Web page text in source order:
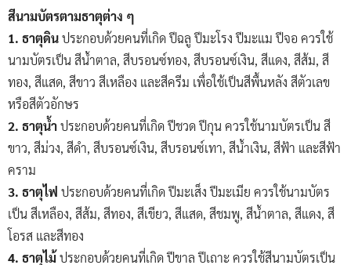
สีนามบัตรตามธาตุต่าง ๆ
1. ธาตุดินประกอบด้วยคนที่เกิด ปีฉลู ปีมะโรง ปีมะแม ปีจอ ควรใช้
นามบัตรเป็น สีน้ำตาล, สีบรอนซ์ทอง, สีบรอนซ์เงิน, สีแดง, สีส้ม, สี
ทอง, สีแสด, สีขาว สีเหลือง และสีครีม เพื่อใช้เป็นสีพื้นหลัง สีตัวเลข
หรือสีตัวอักษร
2. ธาตุน้ำประกอบด้วยคนที่เกิด ปีชวด ปีกุน ควรใช้นามบัตรเป็น สี
ขาว, สีม่วง, สีดำ, สีบรอนซ์เงิน, สีบรอนซ์เทา, สีน้ำเงิน, สีฟ้า และสีฟ้า
คราม
3. ธาตุไฟ ประกอบด้วยคนที่เกิด ปีมะเส็ง ปีมะเมีย ควรใช้นามบัตร
เป็น สีเหลือง, สีส้ม, สีทอง, สีเขียว, สีแสด, สีชมพู, สีน้ำตาล, สีแดง, สี
โอรส และสีทอง
4. ธาตุไม้ประกอบด้วยคนที่เกิด ปีขาล ปีเถาะ ควรใช้สีนามบัตรเป็น